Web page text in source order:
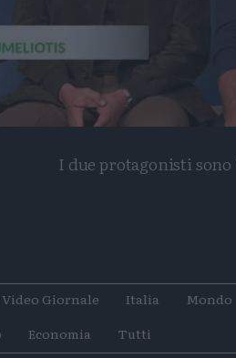
I due protagonisti
Video Giornale Italia Mondo
Economia Tutti